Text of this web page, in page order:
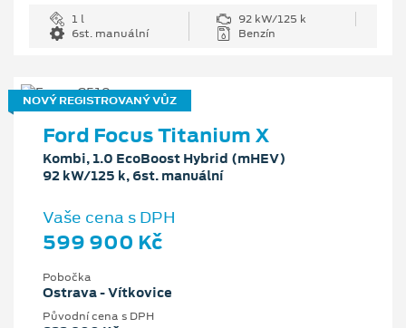
1 l
92 kW/125 k
6st. manuální
Benzín
NOVÝ REGISTROVANÝ VŮZ
Ford Focus Titanium X
Kombi, 1.0 EcoBoost Hybrid (mHEV)
92 kW/125 k, 6st. manuální
Vaše cena s DPH
599 900 Kč
Pobočka
Ostrava - Vítkovice
Původní cena s DPH